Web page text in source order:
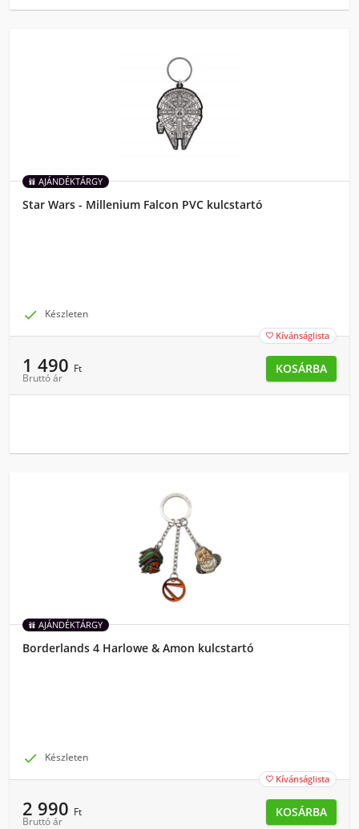
AJÁNDÉKTÁRGY
Star Wars - Millenium Falcon PVC kulcstartó
 Készleten
 Kívánságlista
1 490 Ft
Bruttó ár
KOSÁRBA
AJÁNDÉKTÁRGY
Borderlands 4 Harlowe & Amon kulcstartó
 Készleten
 Kívánságlista
2 990 Ft
Bruttó ár
KOSÁRBA